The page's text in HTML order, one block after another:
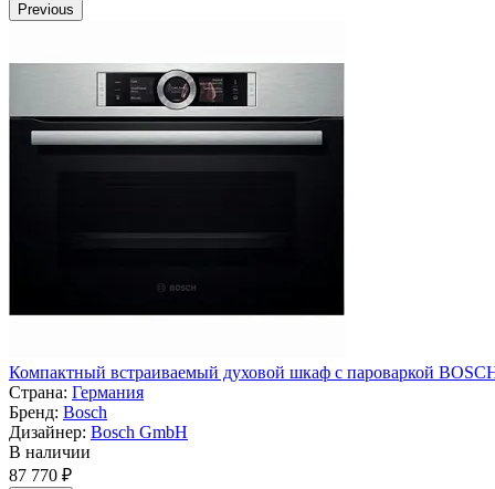
Previous
Компактный встраиваемый духовой шкаф с пароваркой
Страна: Германия
Бренд: Bosch
Дизайнер: Bosch GmbH
В наличии
87 770 ₽